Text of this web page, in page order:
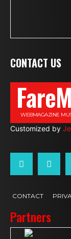
CONTACT US
WEBMAGAZINE
Customized by
CONTACT
Partners